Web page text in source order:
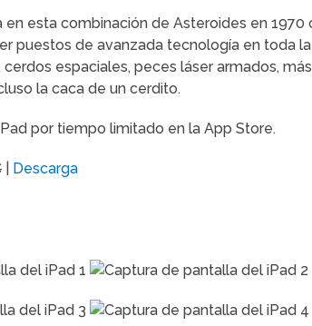
esta combinación de Asteroides en 1970
puestos de avanzada tecnología en toda
espaciales, peces láser armados,
la caca de un cerdito.
por tiempo limitado en la App Store.
Descarga